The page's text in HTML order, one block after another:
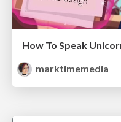
How To Speak
marktimemedia